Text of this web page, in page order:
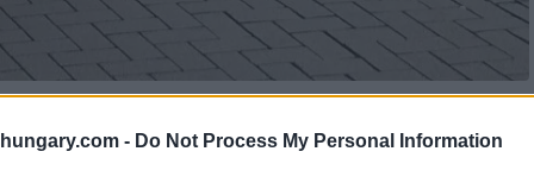
- Do Not Process My Personal Information